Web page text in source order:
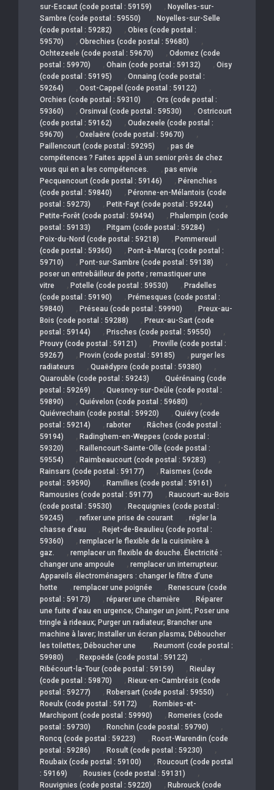
sur-Escaut (code postal : 59159)
, Noyelles-sur-
Sambre (code postal : 59550)
, Noyelles-sur-Selle
(code postal : 59282)
, Obies (code postal :
59570)
, Obrechies (code postal : 59680) ,
Ochtezeele (code postal : 59670) , Odomez (code
postal : 59970)
, Ohain (code postal : 59132) , Oisy
(code postal : 59195)
, Onnaing (code postal :
59264)
, Oost-Cappel (code postal : 59122) ,
Orchies (code postal : 59310) , Ors (code postal :
59360)
, Orsinval (code postal : 59530) , Ostricourt
(code postal : 59162)
, Oudezeele (code postal :
59670)
, Oxelaëre (code postal : 59670) ,
Paillencourt (code postal : 59295) , pas de
compétences ? Faites appel à un senior près de chez
vous qui en a les compétences.
, pas envie ,
Pecquencourt (code postal : 59146) , Pérenchies
(code postal : 59840)
, Péronne-en-Mélantois (code
postal : 59273)
, Petit-Fayt (code postal : 59244) ,
Petite-Forêt (code postal : 59494) , Phalempin (code
postal : 59133)
, Pitgam (code postal : 59284) ,
Poix-du-Nord (code postal : 59218) , Pommereuil
(code postal : 59360)
, Pont-à-Marcq (code postal :
59710)
, Pont-sur-Sambre (code postal : 59138) ,
poser un entrebâilleur de porte ; remastiquer une
vitre
, Potelle (code postal : 59530) , Pradelles
(code postal : 59190)
, Prémesques (code postal :
59840)
, Préseau (code postal : 59990) , Preux-au-
Bois (code postal : 59288)
, Preux-au-Sart (code
postal : 59144)
, Prisches (code postal : 59550) ,
Prouvy (code postal : 59121) , Proville (code postal :
59267)
, Provin (code postal : 59185) , purger les
radiateurs
, Quaëdypre (code postal : 59380) ,
Quarouble (code postal : 59243) , Quérénaing (code
postal : 59269)
, Quesnoy-sur-Deûle (code postal :
59890)
, Quiévelon (code postal : 59680) ,
Quiévrechain (code postal : 59920) , Quiévy (code
postal : 59214)
, raboter , Râches (code postal :
59194)
, Radinghem-en-Weppes (code postal :
59320)
, Raillencourt-Sainte-Olle (code postal :
59554)
, Raimbeaucourt (code postal : 59283) ,
Rainsars (code postal : 59177) , Raismes (code
postal : 59590)
, Ramillies (code postal : 59161) ,
Ramousies (code postal : 59177) , Raucourt-au-Bois
(code postal : 59530)
, Recquignies (code postal :
59245)
, refixer une prise de courant , régler la
chasse d’eau
, Rejet-de-Beaulieu (code postal :
59360)
, remplacer le flexible de la cuisinière à
gaz.
, remplacer un flexible de douche. Électricité :
changer une ampoule
, remplacer un interrupteur.
Appareils électroménagers : changer le filtre d’une
hotte
, remplacer une poignée , Renescure (code
postal : 59173)
, réparer une charnière , Réparer
une fuite d'eau en urgence; Changer un joint; Poser une
tringle à rideaux; Purger un radiateur; Brancher une
machine à laver; Installer un écran plasma; Déboucher
les toilettes; Déboucher une
, Reumont (code postal :
59980)
, Rexpoëde (code postal : 59122) ,
Ribécourt-la-Tour (code postal : 59159) , Rieulay
(code postal : 59870)
, Rieux-en-Cambrésis (code
postal : 59277)
, Robersart (code postal : 59550) ,
Roeulx (code postal : 59172) , Rombies-et-
Marchipont (code postal : 59990)
, Romeries (code
postal : 59730)
, Ronchin (code postal : 59790) ,
Roncq (code postal : 59223) , Roost-Warendin (code
postal : 59286)
, Rosult (code postal : 59230) ,
Roubaix (code postal : 59100) , Roucourt (code postal
: 59169)
, Rousies (code postal : 59131) ,
Rouvignies (code postal : 59220) , Rubrouck (code